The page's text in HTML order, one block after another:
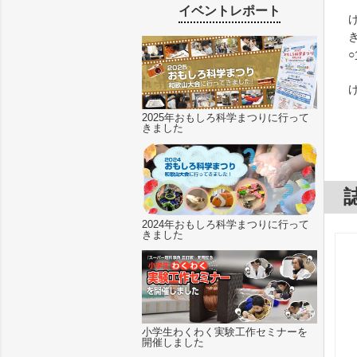
イベントレポート
2025年おもしろ科学まつりに行って
きました
2024年おもしろ科学まつりに行って
きました
小学生わくわく実験工作セミナーを
開催しました